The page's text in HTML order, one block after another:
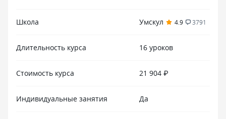
Школа Умскул 4.9 3791
Длительность курса 16 уроков
Стоимость курса 21 904 ₽
Индивидуальные занятия Да